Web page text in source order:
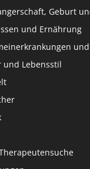
Geburt
und Ernährung
und Lebensstil